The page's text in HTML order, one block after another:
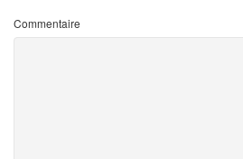
Commentaire